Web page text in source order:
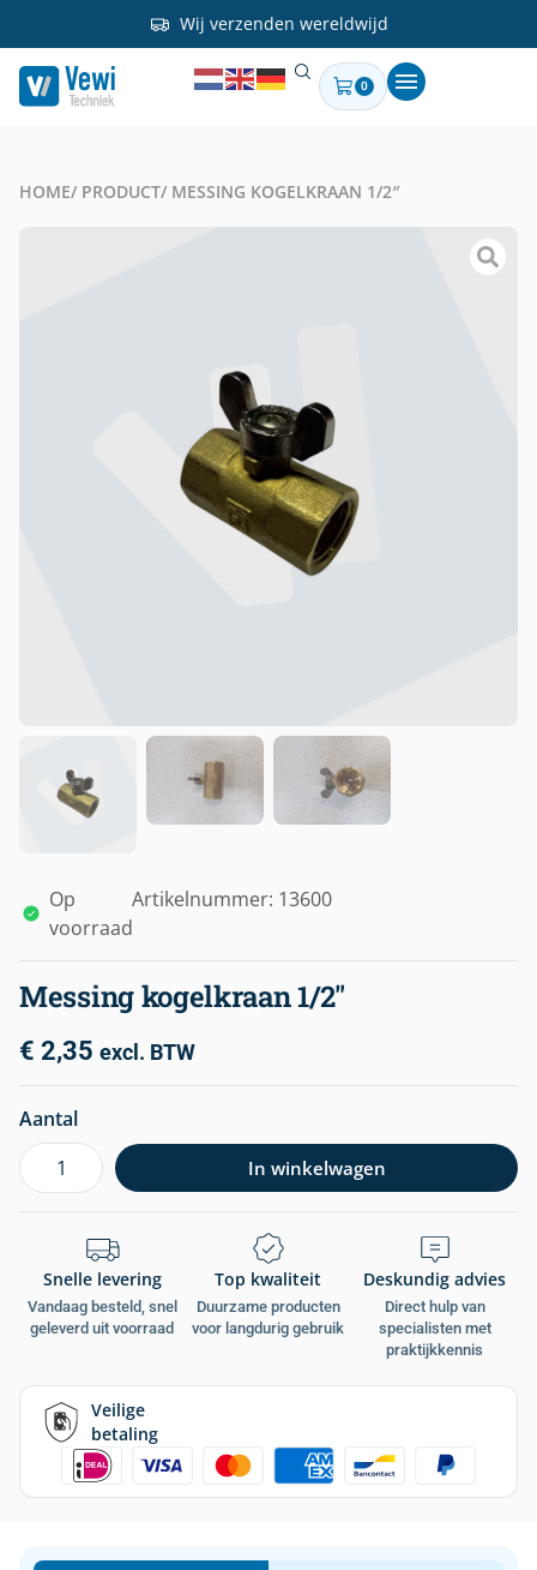
Wij verzenden wereldwijd
0
HOME/ PRODUCT/ MESSING KOGELKRAAN 1/2″
Op
voorraad
Artikelnummer: 13600
Messing kogelkraan 1/2″
€ 2,35 excl. BTW
Aantal
In winkelwagen
Snelle levering
Vandaag besteld, snel
geleverd uit voorraad
Top kwaliteit
Duurzame producten
voor langdurig gebruik
Deskundig advies
Direct hulp van
specialisten met
praktijkkennis
Veilige
betaling